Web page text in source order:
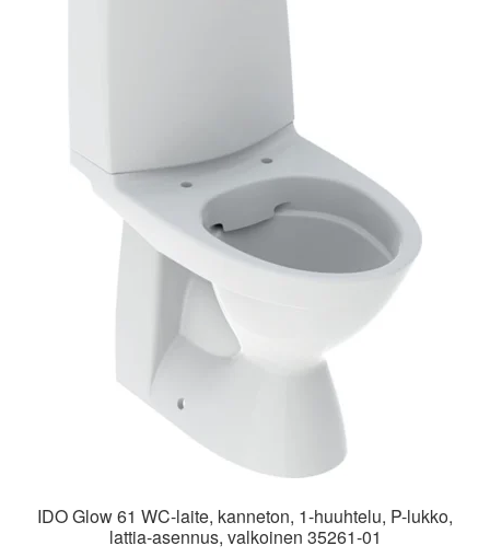
IDO Glow 61 WC-laite, kanneton, 1-huuhtelu, P-lukko,
lattia-asennus, valkoinen 35261-01